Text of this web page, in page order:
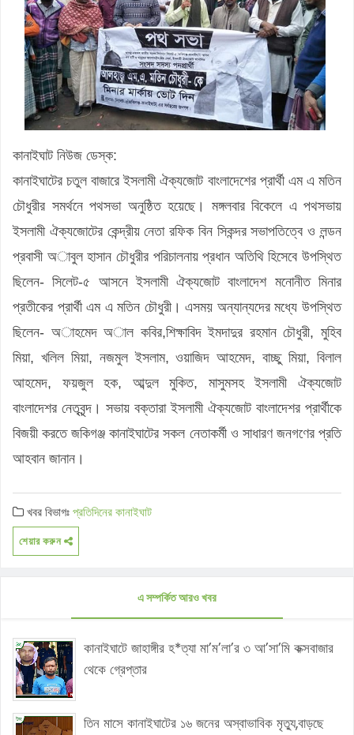
কানাইঘাট নিউজ ডেস্ক:
কানাইঘাটের চতুল বাজারে ইসলামী ঐক্যজোট বাংলাদেশের প্রার্থী এম এ মতিন
চৌধুরীর সমর্থনে পথসভা অনুষ্ঠিত হয়েছে। মঙ্গলবার বিকেলে এ পথসভায়
ইসলামী ঐক্যজোটের কেন্দ্রীয় নেতা রফিক বিন সিকন্দর সভাপতিত্বে ও লন্ডন
প্রবাসী অাবুল হাসান চৌধুরীর পরিচালনায় প্রধান অতিথি হিসেবে উপস্থিত
ছিলেন- সিলেট-৫ আসনে ইসলামী ঐক্যজোট বাংলাদেশ মনোনীত মিনার
প্রতীকের প্রার্থী এম এ মতিন চৌধুরী। এসময় অন্যান্যদের মধ্যে উপস্থিত
ছিলেন- অাহমেদ অাল কবির,শিক্ষাবিদ ইমদাদুর রহমান চৌধুরী, মুহিব
মিয়া, খলিল মিয়া, নজমুল ইসলাম, ওয়াজিদ আহমেদ, বাচ্ছু মিয়া, বিলাল
আহমেদ, ফয়জুল হক, আব্দুল মুকিত, মাসুমসহ ইসলামী ঐক্যজোট
বাংলাদেশর নেতৃবৃন্দ। সভায় বক্তারা ইসলামী ঐক্যজোট বাংলাদেশর প্রার্থীকে
বিজয়ী করতে জকিগঞ্জ কানাইঘাটের সকল নেতাকর্মী ও সাধারণ জনগণের প্রতি
আহবান জানান।
খবর বিভাগঃপ্রতিদিনের কানাইঘাট
শেয়ার করুন
এ সম্পর্কিত আরও খবর
কানাইঘাটে জাহাঙ্গীর হ*ত্যা মা’ম’লা’র ৩ আ’সা’মি কক্সবাজার
থেকে গ্রেপ্তার
তিন মাসে কানাইঘাটের ১৬ জনের অস্বাভাবিক মৃত্যু,বাড়ছে